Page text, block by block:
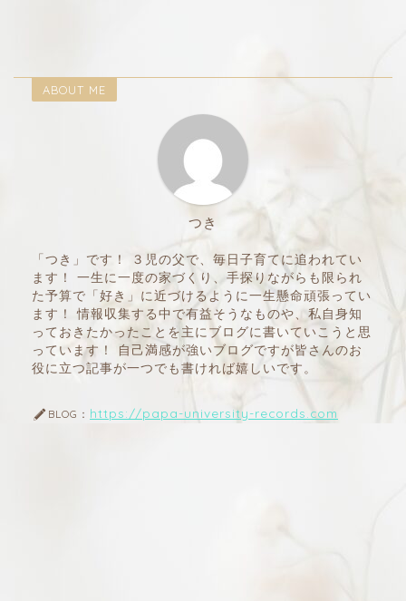
ABOUT ME
つき
「つき」です！ ３児の父で、毎日子育てに追われてい
ます！ 一生に一度の家づくり、手探りながらも限られ
た予算で「好き」に近づけるように一生懸命頑張ってい
ます！ 情報収集する中で有益そうなものや、私自身知
っておきたかったことを主にブログに書いていこうと思
っています！ 自己満感が強いブログですが皆さんのお
役に立つ記事が一つでも書ければ嬉しいです。
BLOG： https://papa-university-records.com